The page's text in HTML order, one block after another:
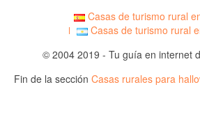
Casas de turismo rural
Casas de turismo rural
© 2004 2019 - Tu guía en internet
Fin de la sección Casas rurales para